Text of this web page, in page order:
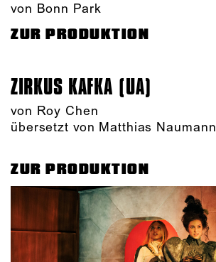
von Bonn Park
ZUR PRODUKTION
ZIRKUS KAFKA (UA)
von Roy Chen
übersetzt von Matthias Naumann
ZUR PRODUKTION